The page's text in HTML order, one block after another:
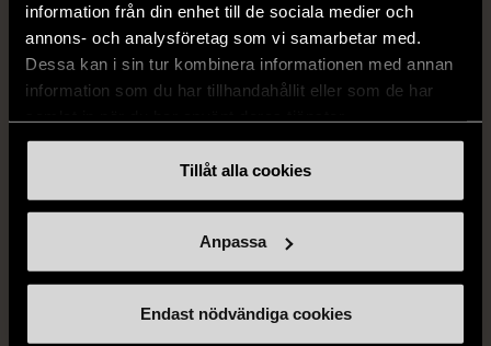
information från din enhet till de sociala medier och
annons- och analysföretag som vi samarbetar med.
Dessa kan i sin tur kombinera informationen med annan
information som du har tillhandahållit eller som de har
Tillåt alla cookies
Anpassa
Endast nödvändiga cookies
Ralph Lauren läder terrier
Zara plisserad midikjol
med ränder
149 kr